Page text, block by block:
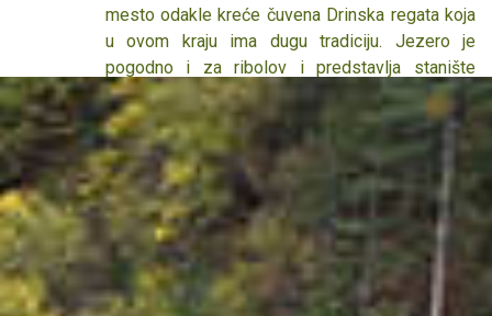
su najpoznatije pastrmka, som, lipljan. San svakog
ribolovca je mladica, koju zovu i kraljicom Drine.
Drinske regate održavaju se tradicionalno u julu
kako bi se sačuvale uspomene na splavare koji
su u prošlosti svako- dnevno savladavali talase
plahovite reke. Kada je u Perućcu izgrađena
hidro- elektrana, najveća na Drini, splavari su
morali da napuste reku, ali tradicija je ostala. Ime
je dobila po Drinosu, mitološkom paganskom
božanstvu. Dugo su je u narodu zvali i Zelenika,
zbog nestvarne smaragdne boje.
mesto odakle kreće čuvena Drinska regata koja
u ovom kraju ima dugu tradiciju. Jezero je
pogodno i za ribolov i predstavlja stanište
mrene, klena, plotice, šarana, skoblja, soma i
linjka. Ovo jezero izdvaja se od ostalih u našoj
zemlji jer spada u jedno od najčistijih jezera na
ovim područjima. Ono što ga još izdvaja, a
takođe ga i čini veoma popularnim kod turista,
jeste sama njegova geografska pozicija,
mogućnosti koje boravak na njemu pruža,
odnosno neverovatna prirodna bogatstva u
njegovoj okolini.